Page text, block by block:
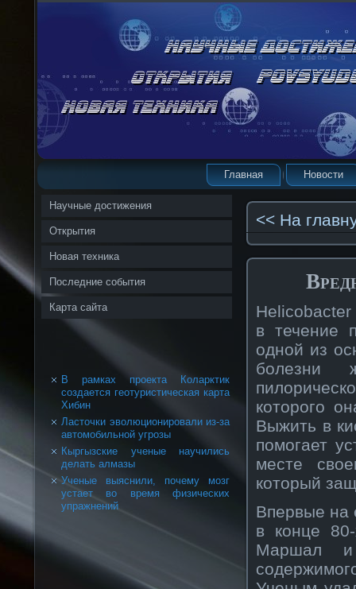
Главная Новости
Научные достижения
Открытия
Новая техника
Последние события
Карта сайта
В рамках проекта Коларктик
создается геотуристическая карта
Хибин
Ласточки эволюционировали из-за
автомобильной угрозы
Кыргызские ученые научились
делать алмазы
Ученые выяснили, почему мозг
устает во время физических
упражнений
<< На
в течение
одной из
болезни
которого
Выжить в
помогает
месте
который
Впервые на
в конце
Маршал и